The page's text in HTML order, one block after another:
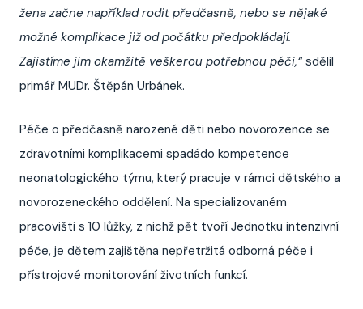
žena začne například rodit předčasně, nebo se nějaké
možné komplikace již od počátku předpokládají.
Zajistíme jim okamžitě veškerou potřebnou péči,“sdělil
primář MUDr. Štěpán Urbánek.
Péče o předčasně narozené děti nebo novorozence se
zdravotními komplikacemi spadádo kompetence
neonatologického týmu, který pracuje v rámci dětského a
novorozeneckého oddělení. Na specializovaném
pracovišti s 10 lůžky, z nichž pět tvoří Jednotku intenzivní
péče, je dětem zajištěna nepřetržitá odborná péče i
přístrojové monitorování životních funkcí.